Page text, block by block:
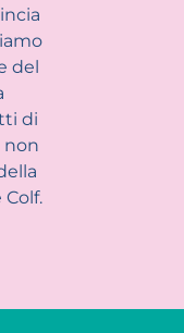
del
di
non